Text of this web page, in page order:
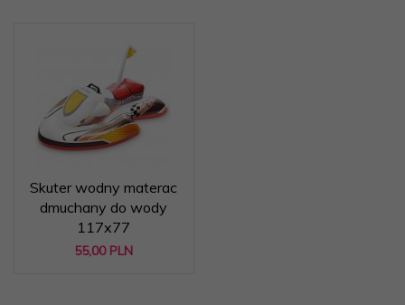
Skuter wodny materac
dmuchany do wody
117x77
55,00 PLN